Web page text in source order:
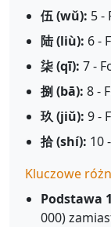
伍 (wǔ): 5 -
陆 (liù): 6 -
柒 (qī): 7 -
捌 (bā): 8 -
玖 (jiǔ): 9 -
拾 (shí): 10
Kluczowe
Podstawa
000)